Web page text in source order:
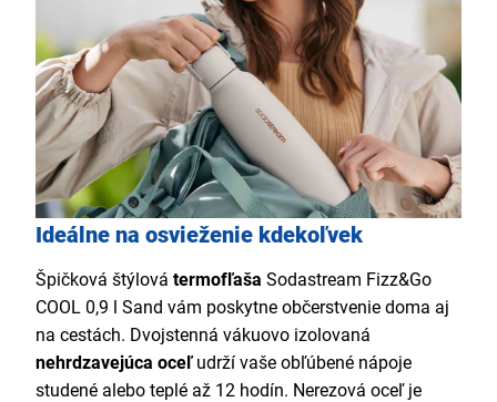
Ideálne na osvieženie kdekoľvek
Špičková štýlová termofľaša Sodastream Fizz&Go
COOL 0,9 l Sand vám poskytne občerstvenie doma aj
na cestách. Dvojstenná vákuovo izolovaná
nehrdzavejúca oceľudrží vaše obľúbené nápoje
studené alebo teplé až 12 hodín. Nerezová oceľ je